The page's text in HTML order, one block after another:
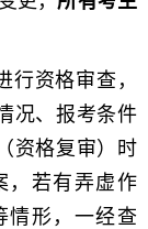
行资格审查，
况、报考条件
资格复审）时
，若有弄虚作
情形，一经查